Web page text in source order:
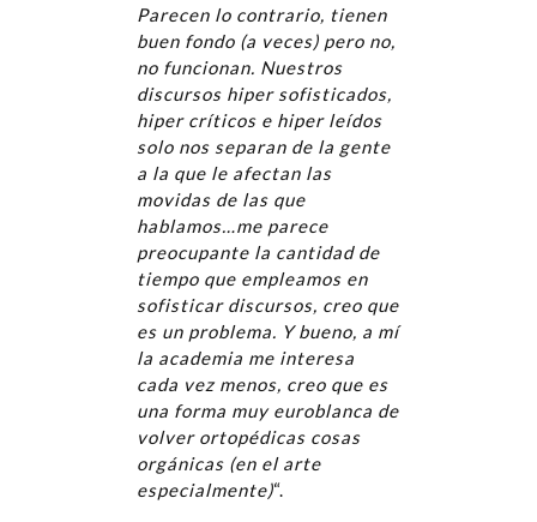
Parecen lo contrario, tienen
buen fondo (a veces) pero no,
no funcionan. Nuestros
discursos hiper sofisticados,
hiper críticos e hiper leídos
solo nos separan de la gente
a la que le afectan las
movidas de las que
hablamos…me parece
preocupante la cantidad de
tiempo que empleamos en
sofisticar discursos, creo que
es un problema. Y bueno, a mí
la academia me interesa
cada vez menos, creo que es
una forma muy euroblanca de
volver ortopédicas cosas
orgánicas (en el arte
especialmente)“.